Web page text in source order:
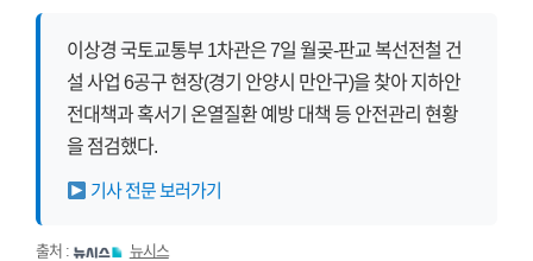
이상경 국토교통부 1차관은 7일 월곶-판교 복선전철 건
설 사업 6공구 현장(경기 안양시 만안구)을 찾아 지하안
전대책과 혹서기 온열질환 예방 대책 등 안전관리 현황
을 점검했다.
기사 전문 보러가기
출처 : 뉴시스